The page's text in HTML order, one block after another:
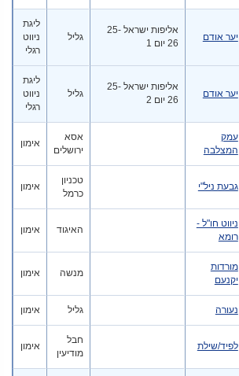
יער אודם
אליפות ישראל 25-
26 יום 1
גליל
ליגת
ניווט
רגלי
יער אודם
אליפות ישראל 25-
26 יום 2
גליל
ליגת
ניווט
רגלי
עמק
המצלבה
אסא
ירושלים
אימון
גבעת ניל"י
טכניון
כרמל
אימון
ניווט חו"ל -
רומא
האיגוד אימון
מורדות
יקנעם
מנשה אימון
נעורה גליל אימון
לפיד/שילת
חבל
מודיעין
אימון